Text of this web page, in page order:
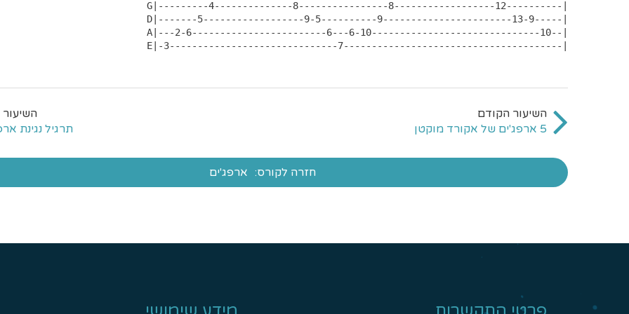
E|-3------------------------------7---------------------------------------|
5 ארפג'ים של אקורד מוקטן תרגיל נגינת
חזרה לקורס: ארפג'ים